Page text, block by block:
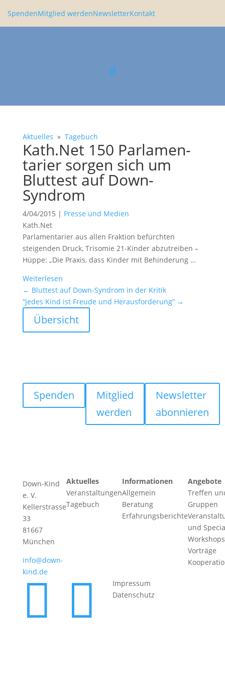
SpendenMitglied werdenNewsletterKontakt
Aktuelles » Tagebuch
Kath.Net 150 Parla­men­
ta­rier sorgen sich um
Bluttest auf Down-
Syndrom
4/04/2015 | Presse und Medien
Kath.Net
Parla­men­ta­rier aus allen Fraktion befürchten
steigenden Druck, Trisomie 21-Kinder abzutreiben –
Hüppe: „Die Praxis, dass Kinder mit Behin­de­rung …
Weiter­lesen
← Bluttest auf Down-Syndrom in der Kritik
“Jedes Kind ist Freude und Heraus­for­de­rung”→
Übersicht
Spenden
Mitglied
werden
Newsletter
abonnieren
Down-Kind
e. V.
Kellerstrasse
33
81667
München
info@down-
kind.de
Aktuelles
Veranstaltungen
Tagebuch
Informationen
Allgemein
Beratung
Erfahrungsberichte
Angebote
Treffen
Gruppen
und
Vorträge
 
Impressum
Datenschutz